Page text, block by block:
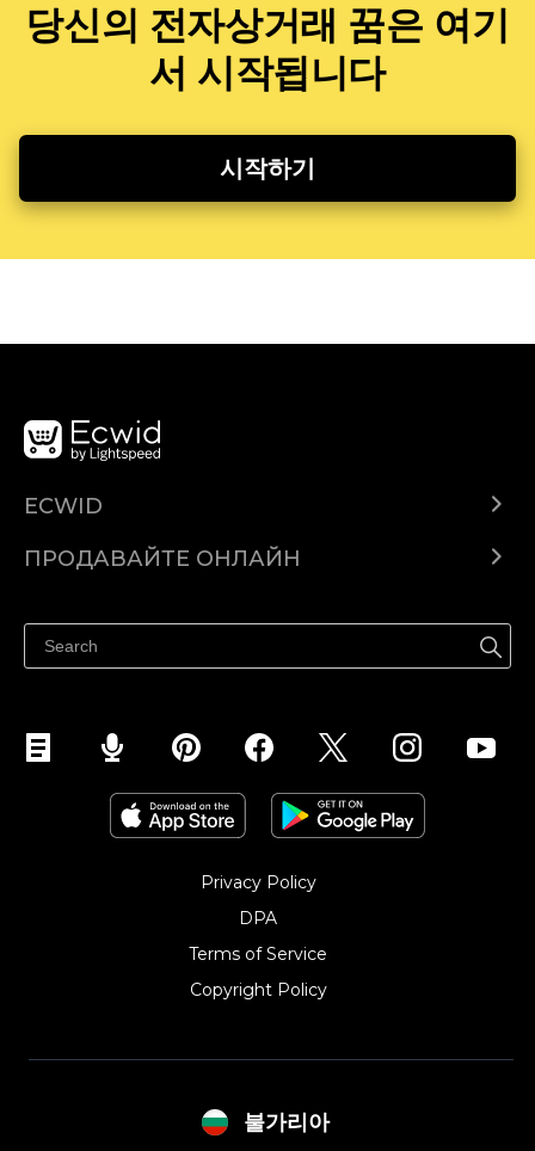
당신의 전자상거래 꿈은 여기
서 시작됩니다
시작하기
ECWID
Помощен център
ПРОДАВАЙТЕ ОНЛАЙН
Продавайте във Facebook
Продавайте в Instagram
Privacy Policy
DPA
Terms of Service
Copyright Policy‎
불가리아